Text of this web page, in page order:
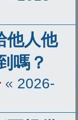
他人他
嗎？
« 2026-